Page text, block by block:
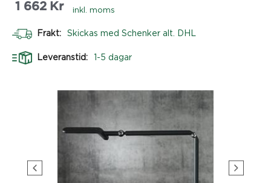
1 662 Kr inkl. moms
Frakt: Skickas med Schenker alt. DHL
Leveranstid: 1-5 dagar